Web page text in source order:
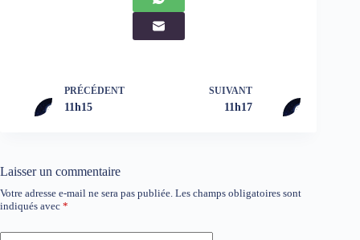
PRÉCÉDENT
11h15
SUIVANT
11h17
Laisser un commentaire
Votre adresse e-mail ne sera pas publiée. Les champs obligatoires sont
indiqués avec *